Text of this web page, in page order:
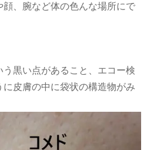
顔、腕など体の色んな場所にで
黒い点があること、エコー検
皮膚の中に袋状の構造物がみ